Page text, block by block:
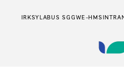
IRKSYLABUS SGGWE-HMS